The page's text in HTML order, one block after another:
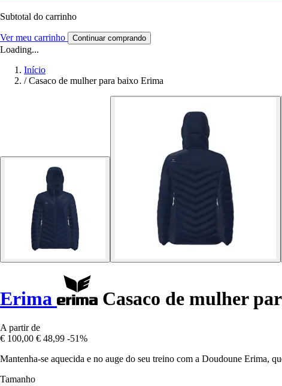
Subtotal do carrinho
Ver meu carrinho Continuar comprando
Loading...
Início
/ Casaco de mulher para baixo Erima
Erima Casaco de mulher
A partir de
€ 100,00 € 48,99 -51%
Mantenha-se aquecida e no auge do seu treino com a Doudoune Erima,
Tamanho